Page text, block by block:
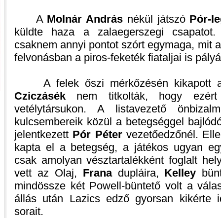
A Molnár András nékül játszó Pór-
küldte haza a zalaegerszegi
csaknem annyi pontot szórt egymaga, mit
felvonásban a piros-feketék fiataljai is
A felek őszi mérkőzésén kikapott
Cziczásék nem titkolták, hogy ezért
vetélytársukon. A listavezető
kulcsembereik közül a betegséggel
jelentkezett Pór Pétervezetőedzőnél.
kapta el a betegség, a játékos ugyan
csak amolyan vésztartalékként foglalt
vett az Olaj, Franadupláira, Kelley
mindössze két Powell-büntető volt a
állás után Lazics edző gyorsan kikérte
sorait.